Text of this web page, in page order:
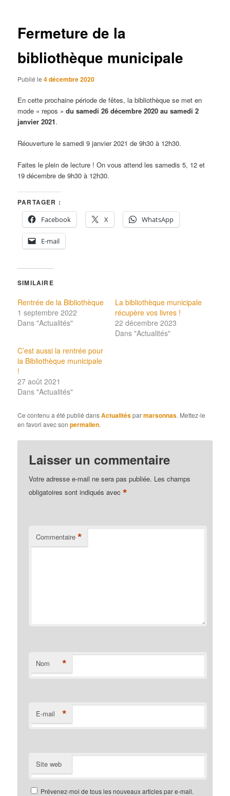
Fermeture de la
bibliothèque municipale
Publié le4 décembre 2020
En cette prochaine période de fêtes, la bibliothèque se met en
mode « repos » du samedi 26 décembre 2020 au samedi 2
janvier 2021.
Réouverture le samedi 9 janvier 2021 de 9h30 à 12h30.
Faites le plein de lecture ! On vous attend les samedis 5, 12 et
19 décembre de 9h30 à 12h30.
PARTAGER :
Facebook
X WhatsApp
E-mail
SIMILAIRE
Rentrée de la Bibliothèque
1 septembre 2022
Dans "Actualités"
La bibliothèque municipale
récupère vos livres !
22 décembre 2023
Dans "Actualités"
C’est aussi la rentrée pour
la Bibliothèque municipale
!
27 août 2021
Dans "Actualités"
Ce contenu a été publié dansActualitésparmarsonnas. Mettez-le
en favori avec sonpermalien.
Laisser un commentaire
Votre adresse e-mail ne sera pas publiée. Les champs
obligatoires sont indiqués avec*
Commentaire *
Nom *
E-mail *
Site web
Prévenez-moi de tous les nouveaux articles par e-mail.